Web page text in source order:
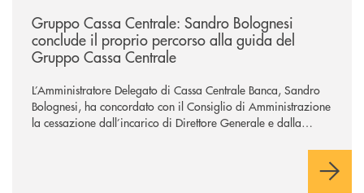
Gruppo Cassa Centrale: Sandro Bolognesi
conclude il proprio percorso alla guida del
Gruppo Cassa Centrale
L’Amministratore Delegato di Cassa Centrale Banca, Sandro
Bolognesi, ha concordato con il Consiglio di Amministrazione
la cessazione dall’incarico di Direttore Generale e dalla
Il Gruppo, sotto la guida dell’Amministratore Delegato, e con